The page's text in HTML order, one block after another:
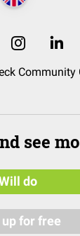
Community
see
do
up for free